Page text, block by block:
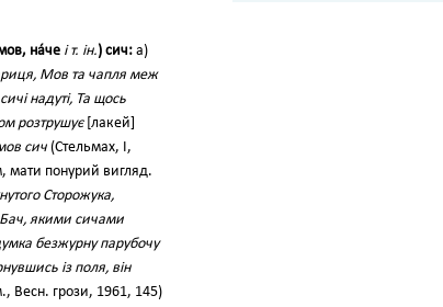
на́че і т. ін.) сич: а)
Мов та чапля меж
надуті, Та щось
розтрушує[лакей]
сич (Стельмах, І,
мати понурий вигляд.
Сторожука,
Бач, якими сичами
безжурну парубочу
із поля, він
Весн. грози, 1961, 145)